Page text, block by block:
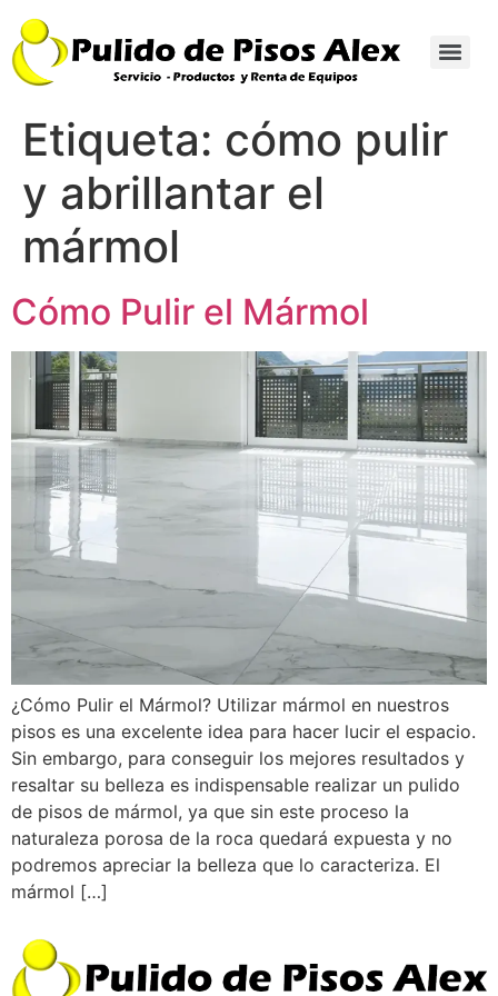
Etiqueta: cómo pulir
y abrillantar el
mármol
Cómo Pulir el Mármol
¿Cómo Pulir el Mármol? Utilizar mármol en nuestros
pisos es una excelente idea para hacer lucir el espacio.
Sin embargo, para conseguir los mejores resultados y
resaltar su belleza es indispensable realizar un pulido
de pisos de mármol, ya que sin este proceso la
naturaleza porosa de la roca quedará expuesta y no
podremos apreciar la belleza que lo caracteriza. El
mármol […]